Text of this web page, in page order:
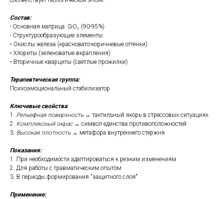
Состав:
- Основная матрица: SiO₂ (90-95%)
- Структурообразующие элементы:
• Окислы железа (красновато-коричневые оттенки)
• Хлориты (зеленоватые вкрапления)
• Вторичные кварциты (светлые прожилки)
Терапевтическая группа:
Психоэмоциональный стабилизатор
Ключевые свойства:
1. Рельефная поверхность→ тактильный якорь в стрессовых ситуациях
2. Комплексный окрас→ символ единства противоположностей
3. Высокая плотность→ метафора внутреннего стержня
Показания:
1. При необходимости адаптироваться к резким изменениям
2. Для работы с травматическим опытом
3. В периоды формирования "защитного слоя"
Применение: